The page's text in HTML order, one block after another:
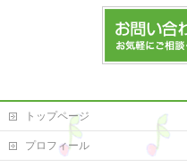
トップページ
プロフィール